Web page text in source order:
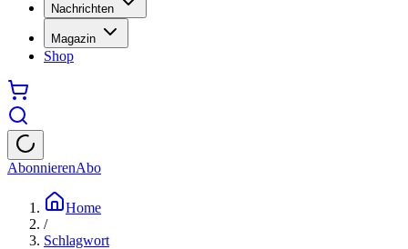
Nachrichten
Magazin
Shop
AbonnierenAbo
Home
/
Schlagwort